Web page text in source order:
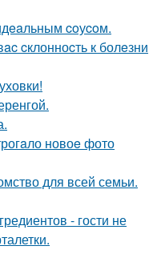
coуcoм.
cклонноcть к болeзни
новоe фото
для всей семьи.
- гости не